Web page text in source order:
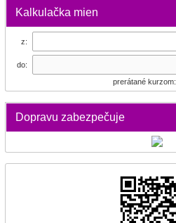
Kalkulačka mien
z:
do:
prerátané kurzom:
Dopravu zabezpečuje